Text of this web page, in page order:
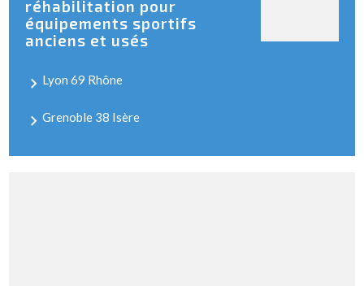
réhabilitation pour
équipements sportifs
anciens et usés
Lyon 69 Rhône
Grenoble 38 Isère